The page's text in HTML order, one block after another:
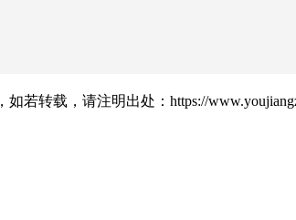
，如若转载，请注明出处：https://